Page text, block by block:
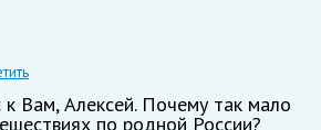
Вам, Алексей. Почему так мало
по родной России?